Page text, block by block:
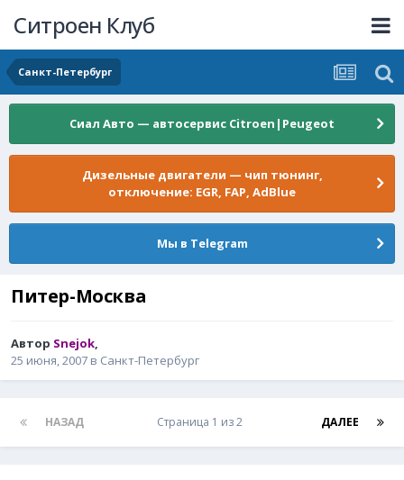
Ситроен Клуб
Санкт-Петербург
Сиал Авто — автосервис Citroen|Peugeot
Дизельные двигатели — чип тюнинг,
отключение: EGR, FAP, AdBlue
Мы в Telegram
Питер-Москва
Автор Snejok,
25 июня, 2007 в Санкт-Петербург
НАЗАД ДАЛЕЕ
Страница 1 из 2